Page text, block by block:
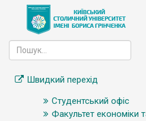
Швидкий перехід
Студентський офіс
Факультет економіки